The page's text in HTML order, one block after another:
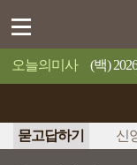
오늘의미사 (백) 2026년
묻고답하기 신